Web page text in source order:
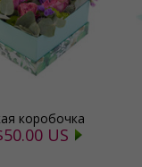
коробочка
US